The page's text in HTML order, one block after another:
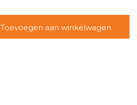
Toevoegen aan winkelwagen